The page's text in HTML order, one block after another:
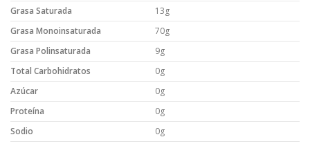
Grasa Saturada
13g
Grasa Monoinsaturada
70g
Grasa Polinsaturada
9g
Total Carbohidratos
0g
Azúcar
0g
Proteína
0g
Sodio
0g